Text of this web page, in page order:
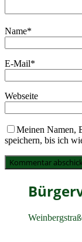
Name*
E-Mail*
Webseite
Meinen Namen,
speichern, bis ich